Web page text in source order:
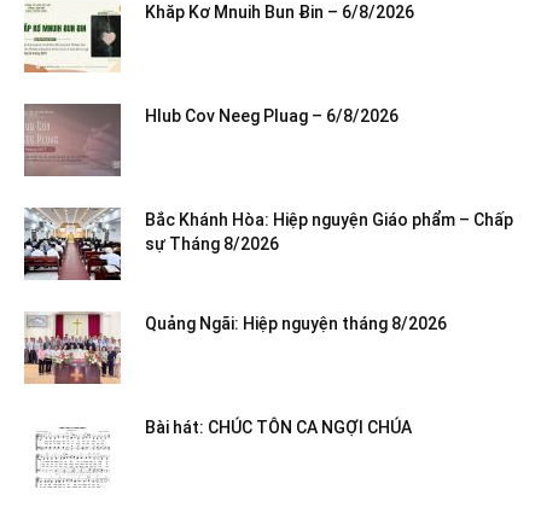
Khăp Kơ Mnuih Bun Ƀin – 6/8/2026
Hlub Cov Neeg Pluag – 6/8/2026
Bắc Khánh Hòa: Hiệp nguyện Giáo phẩm – Chấp
sự Tháng 8/2026
Quảng Ngãi: Hiệp nguyện tháng 8/2026
Bài hát: CHÚC TÔN CA NGỢI CHÚA